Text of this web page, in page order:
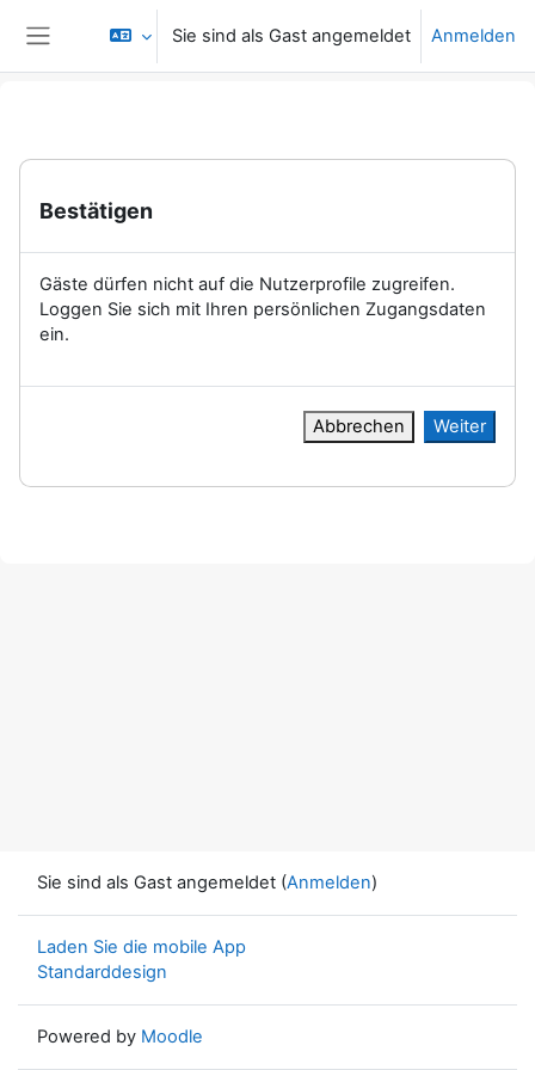
Website-Übersicht
Sie sind als Gast angemeldet Anmelden
Bestätigen
Gäste dürfen nicht auf die Nutzerprofile zugreifen.
Loggen Sie sich mit Ihren persönlichen Zugangsdaten
ein.
Abbrechen Weiter
Sie sind als Gast angemeldet (Anmelden)
Laden Sie die mobile App
Standarddesign
Powered by Moodle